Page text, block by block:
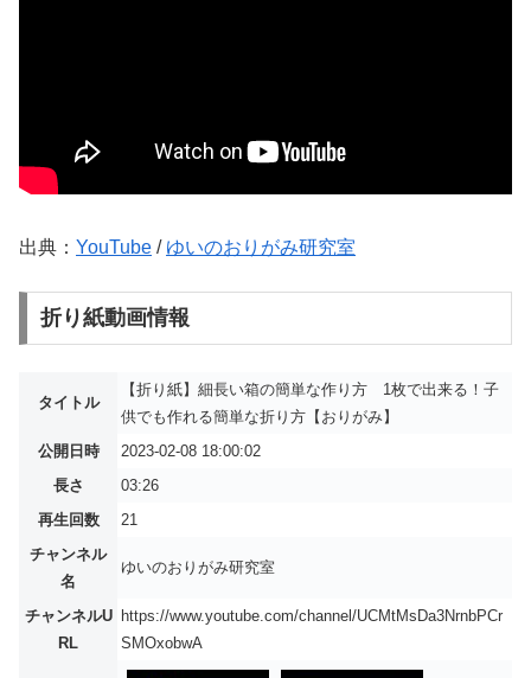
出典： YouTube / ゆいのおりがみ研究室
折り紙動画情報
タイトル
【折り紙】細長い箱の簡単な作り方 1枚で出来る！子
供でも作れる簡単な折り方【おりがみ】
公開日時
2023-02-08 18:00:02
長さ
03:26
再生回数
21
チャンネル
名
ゆいのおりがみ研究室
チャンネルU
RL
https://www.youtube.com/channel/UCMtMsDa3NrnbPCr
SMOxobwA